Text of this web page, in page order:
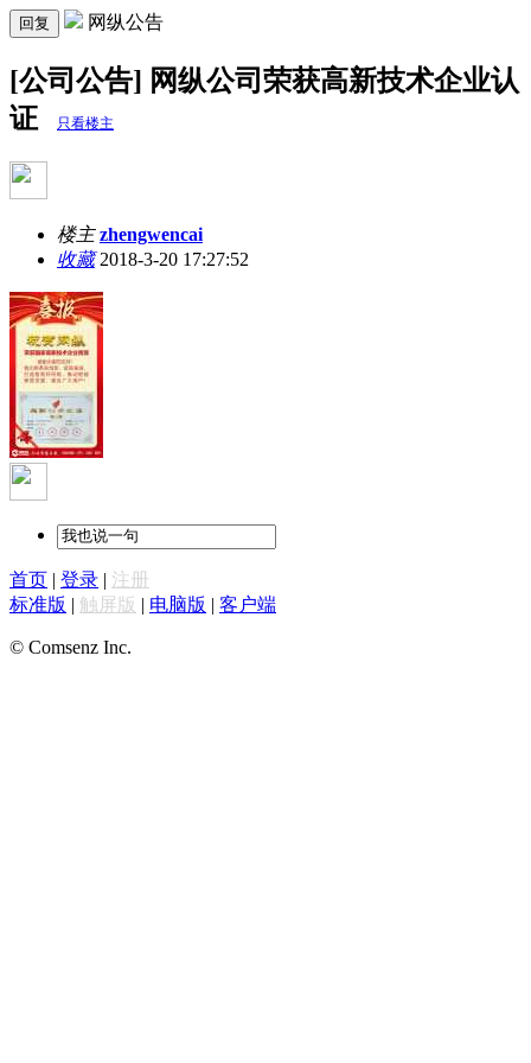
回复 网纵公告
[公司公告] 网纵公司荣获高新技术企业认
证
只看楼主
楼主 zhengwencai
收藏2018-3-20 17:27:52
首页 | 登录 | 注册
标准版 | 触屏版 | 电脑版 | 客户端
© Comsenz Inc.